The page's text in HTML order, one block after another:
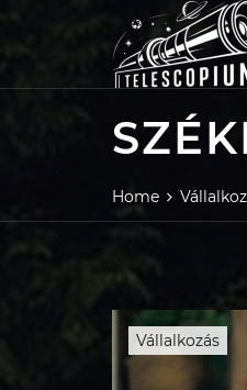
Home
Vállalkozás